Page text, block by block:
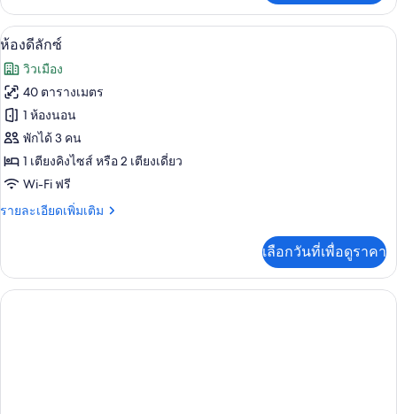
เกี่ยว
กับ
ห้อง
มิ
ลี่
เปิด
ภาพถ่าย
ทั้งหมด
ของ
ห้อง
ดี
ลัก
ซ์
มินิบาร์, ตู้นิรภัยในห้องพัก, โต๊ะทำงาน,
7
ห้องดีลักซ์
วิวเมือง
40 ตารางเมตร
1 ห้องนอน
พักได้ 3 คน
1 เตียงคิงไซส์ หรือ 2 เตียงเดี่ยว
Wi-Fi ฟรี
รายละเอียดเพิ่มเติม
ราย
เกี่ยว
กับ
ห้อง
เลือกวันที่เพื่อดูราคา